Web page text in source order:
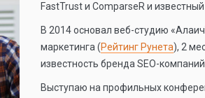
FastTrust и ComparseR и
В 2014 основал веб-студию
маркетинга (Рейтинг Рунета), 2
известность бренда SEO-
Выступаю на профильных